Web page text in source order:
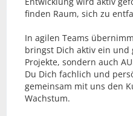
finden Raum, sich zu
In agilen Teams
bringst Dich aktiv ein
Projekte, sondern auch
Du Dich fachlich und
gemeinsam mit uns den
Wachstum.